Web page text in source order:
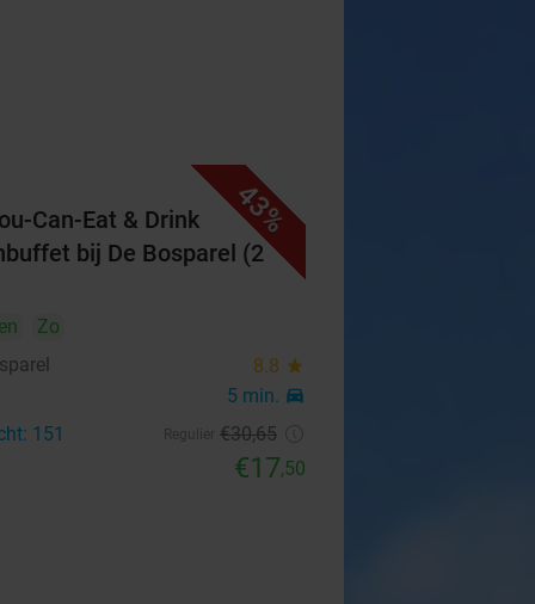
43%
Can-Eat & Drink
bij De Bosparel (2
Zo
8.8 star
5 min. directions_car
151 €30,65
€17,50